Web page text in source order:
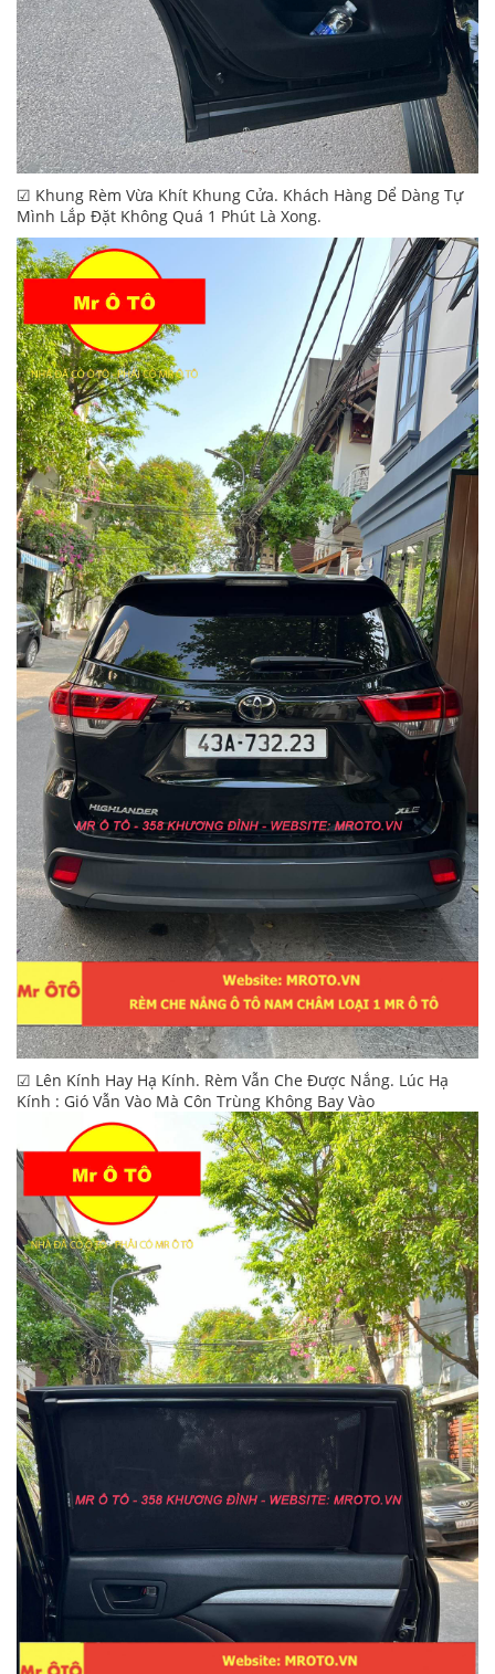
☑ Khung Rèm Vừa Khít Khung Cửa. Khách Hàng Dể Dàng Tự
Mình Lắp Đặt Không Quá 1 Phút Là Xong.
☑ Lên Kính Hay Hạ Kính. Rèm Vẫn Che Được Nắng. Lúc Hạ
Kính : Gió Vẫn Vào Mà Côn Trùng Không Bay Vào